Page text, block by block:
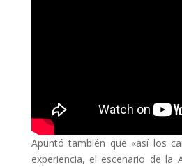
Apuntó también que «así los
experiencia, el escenario de la